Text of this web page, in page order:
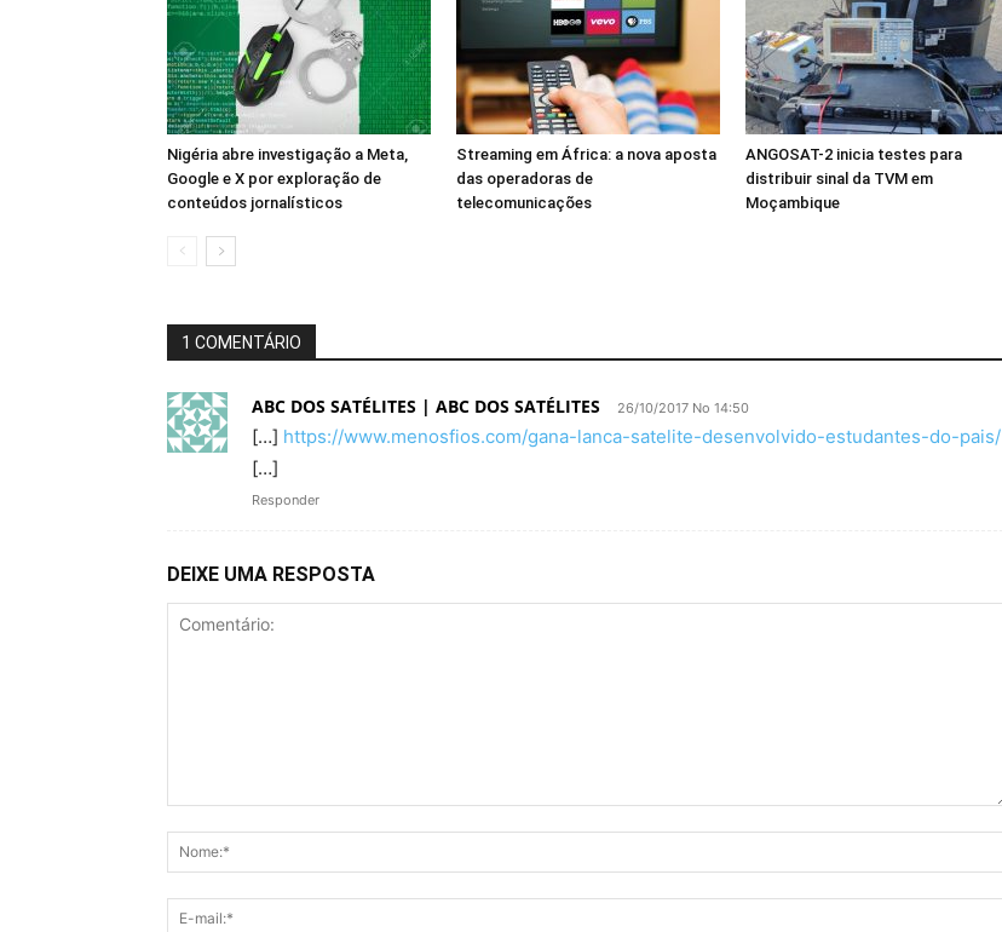
Nigéria abre investigação a Meta,
Google e X por exploração de
conteúdos jornalísticos
Streaming em África: a nova aposta
das operadoras de
telecomunicações
ANGOSAT-2 inicia testes para
distribuir sinal da TVM em
Moçambique
1 COMENTÁRIO
ABC DOS SATÉLITES | ABC DOS SATÉLITES 26/10/2017 No 14:50
[…] https://www.menosfios.com/gana-lanca-satelite-desenvolvido-estudantes-do-pais/
[…]
Responder
DEIXE UMA RESPOSTA